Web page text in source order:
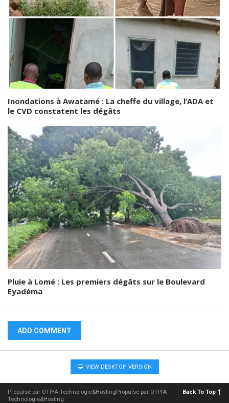
Inondations à Awatamé : La cheffe du village, l’ADA et
le CVD constatent les dégâts
Pluie à Lomé : Les premiers dégâts sur le Boulevard
Eyadéma
ADD COMMENT
VIEW DESKTOP VERSION
Propulsé par OTIYA Technologie&HostingPropulsé par OTIYA
Technologie&Hosting
Back To Top